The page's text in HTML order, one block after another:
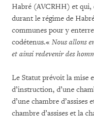
Habré (AVCRHH) et
durant le régime de
communes pour y
codétenus.« Nous allons
et ainsi redevenir des
Le Statut prévoit la mise
d’instruction, d’une
d’une chambre d’assises
chambre d’assises et la